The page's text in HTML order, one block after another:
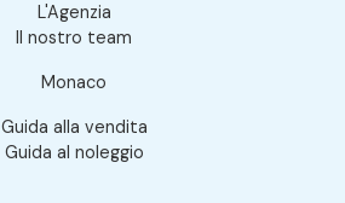
L'Agenzia
Il nostro team
Monaco
Guida alla vendita
Guida al noleggio